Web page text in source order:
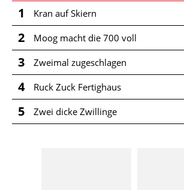
1 Kran auf Skiern
2 Moog macht die 700 voll
3 Zweimal zugeschlagen
4 Ruck Zuck Fertighaus
5 Zwei dicke Zwillinge